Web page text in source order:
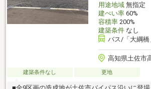
用途地域無指定
建ぺい率60%
容積率200%
建築条件なし
バス/「大綱橋
高知県土佐市
建築条件なし 更地